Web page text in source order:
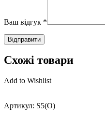
Ваш відгук *
Схожі товари
Add to Wishlist
Артикул: S5(О)